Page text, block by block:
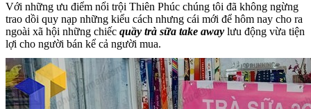
Với những ưu điểm nổi trội Thiên Phúc chúng tôi đã không ngừng
trao dồi quy nạp những kiểu cách nhưng cái mới để hôm nay cho ra
ngoài xã hội những chiếc quầy trà sữa take away lưu động vừa tiện
lợi cho người bán kể cả người mua.